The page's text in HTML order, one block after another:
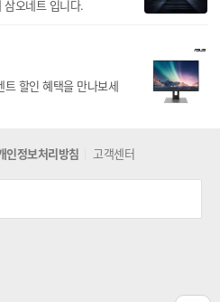
오네트 입니다.
할인 혜택을 만나보세
인정보처리방침 고객센터